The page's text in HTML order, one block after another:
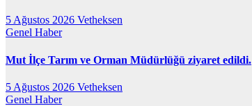
5 Ağustos 2026 Vetheksen
Genel Haber
Mut İlçe Tarım ve Orman Müdürlüğü ziyaret edildi.
5 Ağustos 2026 Vetheksen
Genel Haber